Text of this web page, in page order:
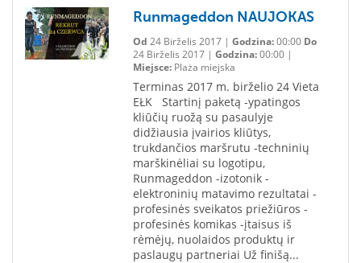
Runmageddon NAUJOKAS
Od 24 Birželis 2017 | Godzina:00:00 Do
24 Birželis 2017 | Godzina:00:00 |
Miejsce:Plaża miejska
Terminas 2017 m. birželio 24 Vieta
EŁK Startinį paketą -ypatingos
kliūčių ruožą su pasaulyje
didžiausia įvairios kliūtys,
trukdančios maršrutu -techninių
marškinėliai su logotipu,
Runmageddon -izotonik -
elektroninių matavimo rezultatai -
profesinės sveikatos priežiūros -
profesinės komikas -įtaisus iš
rėmėjų, nuolaidos produktų ir
paslaugų partneriai Už finišą...